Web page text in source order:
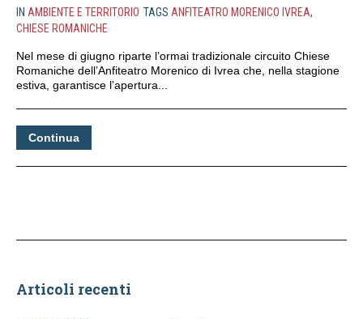
IN AMBIENTE E TERRITORIO TAGS ANFITEATRO MORENICO IVREA,
CHIESE ROMANICHE
Nel mese di giugno riparte l’ormai tradizionale circuito Chiese
Romaniche dell’Anfiteatro Morenico di Ivrea che, nella stagione
estiva, garantisce l’apertura...
Continua
Articoli recenti